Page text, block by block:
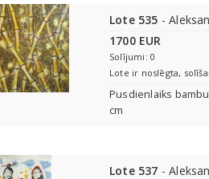
Lote 535 -
1700 EUR
Solījumi: 0
Lote ir noslēgta,
Pusdienlaiks
cm
Lote 537 -